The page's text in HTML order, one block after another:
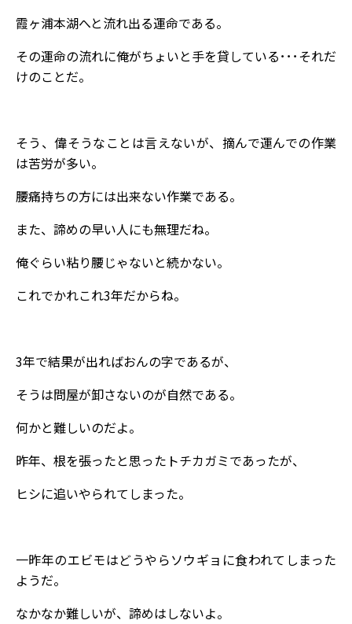
霞ヶ浦本湖へと流れ出る運命である。
その運命の流れに俺がちょいと手を貸している･･･それだ
けのことだ。
そう、偉そうなことは言えないが、摘んで運んでの作業
は苦労が多い。
腰痛持ちの方には出来ない作業である。
また、諦めの早い人にも無理だね。
俺ぐらい粘り腰じゃないと続かない。
これでかれこれ3年だからね。
3年で結果が出ればおんの字であるが、
そうは問屋が卸さないのが自然である。
何かと難しいのだよ。
昨年、根を張ったと思ったトチカガミであったが、
ヒシに追いやられてしまった。
一昨年のエビモはどうやらソウギョに食われてしまった
ようだ。
なかなか難しいが、諦めはしないよ。